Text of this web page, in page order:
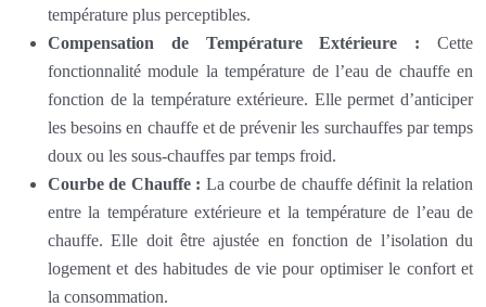
température plus perceptibles.
Compensation de Température Extérieure : Cette
fonctionnalité module la température de l’eau de chauffe en
fonction de la température extérieure. Elle permet d’anticiper
les besoins en chauffe et de prévenir les surchauffes par temps
doux ou les sous-chauffes par temps froid.
Courbe de Chauffe : La courbe de chauffe définit la relation
entre la température extérieure et la température de l’eau de
chauffe. Elle doit être ajustée en fonction de l’isolation du
logement et des habitudes de vie pour optimiser le confort et
la consommation.